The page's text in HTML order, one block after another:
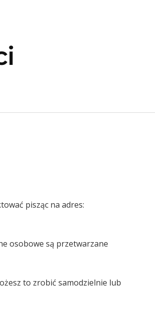
pisząc na adres:
osobowe są przetwarzane
to zrobić samodzielnie lub